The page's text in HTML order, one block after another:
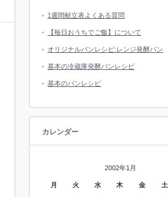
1週間献立表よくある質問
【毎日おうちでご飯】について
オリジナルパンレシピ:レンジ発酵パン
基本の冷蔵庫発酵パンレシピ
基本のパンレシピ
カレンダー
2002年1月
月 火 水 木 金 土